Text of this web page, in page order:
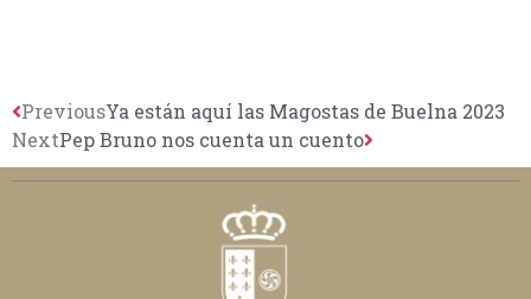
PreviousYa están aquí las Magostas de Buelna 2023
NextPep Bruno nos cuenta un cuento